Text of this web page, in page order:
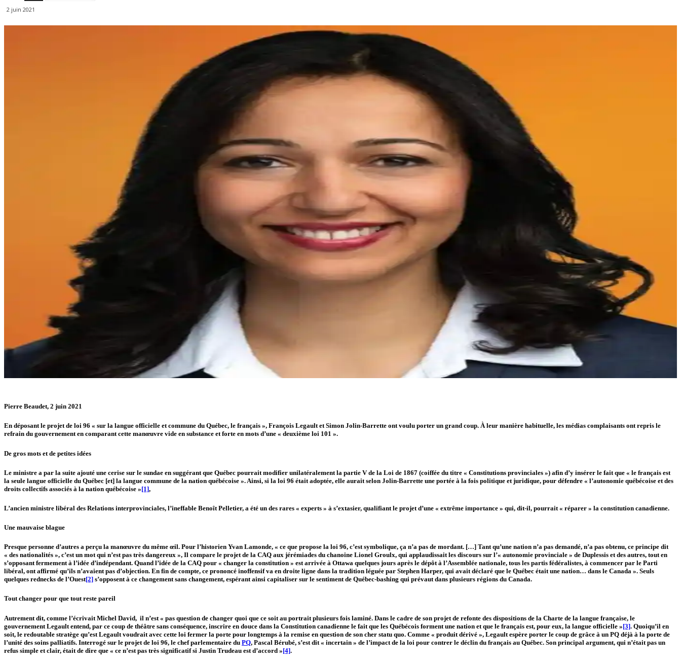
2 juin 2021
Pierre Beaudet, 2 juin 2021
En déposant le projet de loi 96 « sur la langue officielle et commune du Québec, le français », François Legault et Simon Jolin-Barrette ont voulu porter un grand coup. À leur manière habituelle, les médias complaisants ont repris le
refrain du gouvernement en comparant cette manœuvre vide en substance et forte en mots d’une « deuxième loi 101 ».
De gros mots et de petites idées
Le ministre a par la suite ajouté une cerise sur le sundae en suggérant que Québec pourrait modifier unilatéralement la partie V de la Loi de 1867 (coiffée du titre « Constitutions provinciales ») afin d’y insérer le fait que « le français est
la seule langue officielle du Québec [et] la langue commune de la nation québécoise ». Ainsi, si la loi 96 était adoptée, elle aurait selon Jolin-Barrette une portée à la fois politique et juridique, pour défendre « l’autonomie québécoise et des
droits collectifs associés à la nation québécoise »[1],
L’ancien ministre libéral des Relations interprovinciales, l’ineffable Benoît Pelletier, a été un des rares « experts » à s’extasier, qualifiant le projet d’une « extrême importance » qui, dit-il, pourrait « réparer » la constitution canadienne.
Une mauvaise blague
Presque personne d’autres a perçu la manœuvre du même œil. Pour l’historien Yvan Lamonde, « ce que propose la loi 96, c’est symbolique, ça n’a pas de mordant. […] Tant qu’une nation n’a pas demandé, n’a pas obtenu, ce principe dit
« des nationalités », c’est un mot qui n’est pas très dangereux », Il compare le projet de la CAQ aux jérémiades du chanoine Lionel Groulx, qui applaudissait les discours sur l’« autonomie provinciale » de Duplessis et des autres, tout en
s’opposant fermement à l’idée d’indépendant. Quand l’idée de la CAQ pour « changer la constitution » est arrivée à Ottawa quelques jours après le dépôt à l’Assemblée nationale, tous les partis fédéralistes, à commencer par le Parti
libéral, ont affirmé qu’ils n’avaient pas d’objection. En fin de compte, ce prononcé inoffensif va en droite ligne dans la tradition léguée par Stephen Harper, qui avait déclaré que le Québec était une nation… dans le Canada ». Seuls
quelques rednecks de l’Ouest[2] s’opposent à ce changement sans changement, espérant ainsi capitaliser sur le sentiment de Québec-bashing qui prévaut dans plusieurs régions du Canada.
Tout changer pour que tout reste pareil
Autrement dit, comme l’écrivait Michel David, il n’est « pas question de changer quoi que ce soit au portrait plusieurs fois laminé. Dans le cadre de son projet de refonte des dispositions de la Charte de la langue française, le
gouvernement Legault entend, par ce coup de théâtre sans conséquence, inscrire en douce dans la Constitution canadienne le fait que les Québécois forment une nation et que le français est, pour eux, la langue officielle »[3]. Quoiqu’il en
soit, le redoutable stratège qu’est Legault voudrait avec cette loi fermer la porte pour longtemps à la remise en question de son cher statu quo. Comme « produit dérivé », Legault espère porter le coup de grâce à un PQ déjà à la porte de
l’unité des soins palliatifs. Interrogé sur le projet de loi 96, le chef parlementaire du PQ, Pascal Bérubé, s’est dit « incertain » de l’impact de la loi pour contrer le déclin du français au Québec. Son principal argument, qui n’était pas un
refus simple et clair, était de dire que « ce n’est pas très significatif si Justin Trudeau est d’accord »[4].